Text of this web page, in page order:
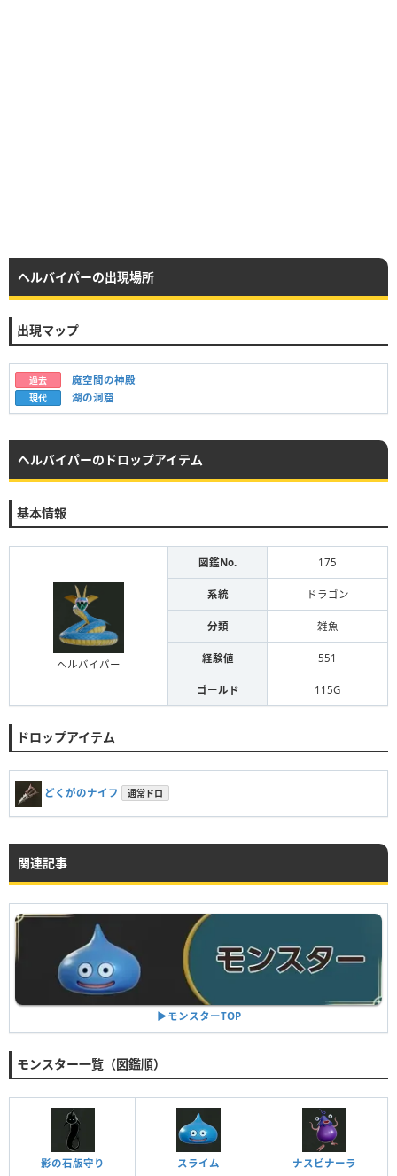
ヘルバイパーの出現場所
出現マップ
過去 魔空間の神殿
現代 湖の洞窟
ヘルバイパーのドロップアイテム
基本情報
ヘルバイパー
図鑑No. 175
系統 ドラゴン
分類 雑魚
経験値 551
ゴールド 115G
ドロップアイテム
どくがのナイフ 通常ドロ
関連記事
▶︎モンスターTOP
モンスター一覧（図鑑順）
影の石版守り スライム ナスビナーラ